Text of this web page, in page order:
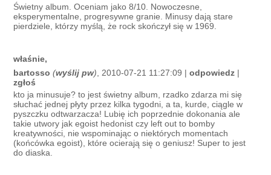
Świetny album. Oceniam jako 8/10. Nowoczesne,
eksperymentalne, progresywne granie. Minusy dają stare
pierdziele, którzy myślą, że rock skończył się w 1969.
właśnie,
bartosso (wyślij pw) , 2010-07-21 11:27:09 |odpowiedz |
zgłoś
kto ja minusuje? to jest świetny album, rzadko zdarza mi się
słuchać jednej płyty przez kilka tygodni, a ta, kurde, ciągle w
pyszczku odtwarzacza! Lubię ich poprzednie dokonania ale
takie utwory jak egoist hedonist czy left out to bomby
kreatywności, nie wspominając o niektórych momentach
(końcówka egoist), które ocierają się o geniusz! Super to jest
do diaska.